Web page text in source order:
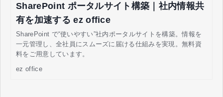
SharePoint ポータルサイト構築｜社内情報共
有を加速する ez office
SharePoint で“使いやすい”社内ポータルサイトを構築。情報を
一元管理し、全社員にスムーズに届ける仕組みを実現。無料資
料をご用意しています。
ez office